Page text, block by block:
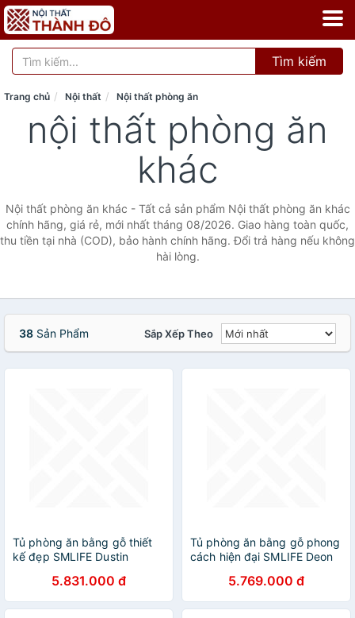
Tìm kiếm
Trang chủ Nội thất Nội thất phòng ăn
nội thất phòng ăn
khác
Nội thất phòng ăn khác - Tất cả sản phẩm Nội thất phòng ăn khác
chính hãng, giá rẻ, mới nhất tháng 08/2026. Giao hàng toàn quốc,
thu tiền tại nhà (COD), bảo hành chính hãng. Đổi trả hàng nếu không
hài lòng.
38 Sản Phẩm Sắp Xếp Theo
Tủ phòng ăn bằng gỗ thiết
kế đẹp SMLIFE Dustin
5.831.000 đ
Tủ phòng ăn bằng gỗ phong
cách hiện đại SMLIFE Deon
5.769.000 đ